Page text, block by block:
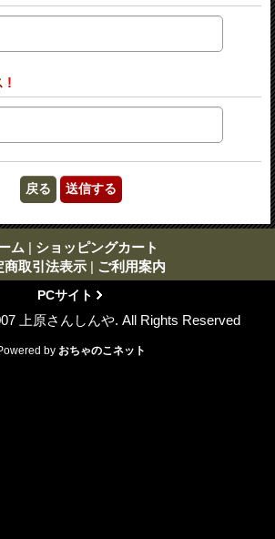
!
ム | ショッピングカート
商取引法表示 | ご利用案内
PCサイト
上原さんしんや. All Rights Reserved
by おちゃのこネット